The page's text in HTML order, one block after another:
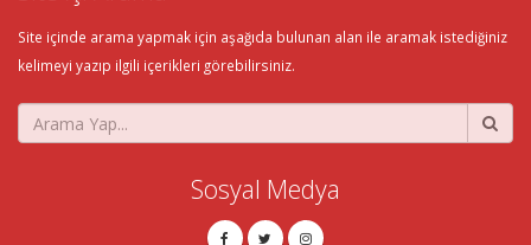
Site içinde arama yapmak için aşağıda bulunan alan ile aramak istediğiniz
kelimeyi yazıp ilgili içerikleri görebilirsiniz.
Sosyal Medya